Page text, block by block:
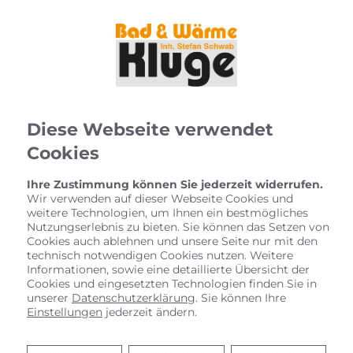
Diese Webseite verwendet
Cookies
Ihre Zustimmung können Sie jederzeit widerrufen.
Wir verwenden auf dieser Webseite Cookies und
weitere Technologien, um Ihnen ein bestmögliches
Nutzungserlebnis zu bieten. Sie können das Setzen von
Cookies auch ablehnen und unsere Seite nur mit den
technisch notwendigen Cookies nutzen. Weitere
Informationen, sowie eine detaillierte Übersicht der
Cookies und eingesetzten Technologien finden Sie in
unserer Datenschutzerklärung. Sie können Ihre
Einstellungen jederzeit ändern.